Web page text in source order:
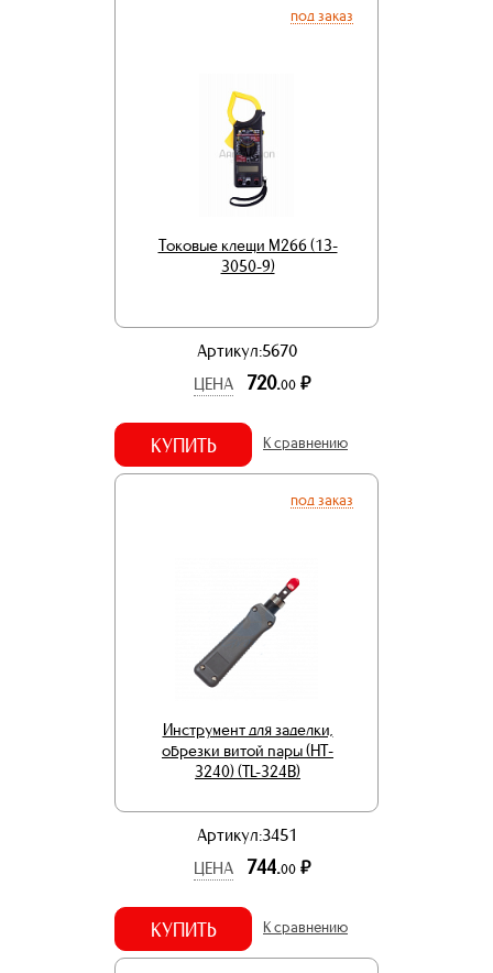
под заказ
Токовые клещи M266 (13-
3050-9)
Артикул:5670
ЦЕНА
720.00 р.
КУПИТЬ К сравнению
под заказ
Инструмент для заделки,
обрезки витой пары (HT-
3240) (TL-324B)
Артикул:3451
ЦЕНА
744.00 р.
КУПИТЬ К сравнению